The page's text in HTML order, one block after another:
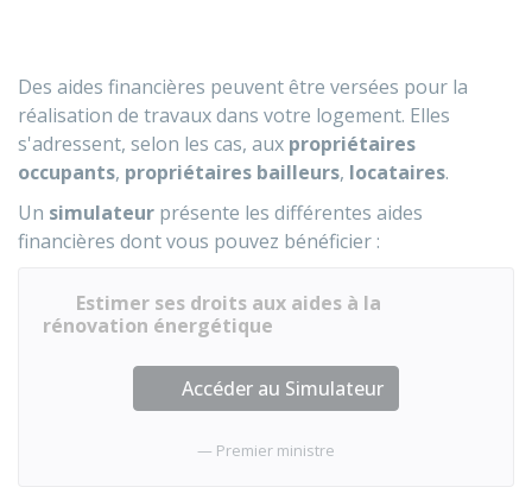
Des aides financières peuvent être versées pour la
réalisation de travaux dans votre logement. Elles
s'adressent, selon les cas, aux propriétaires
occupants, propriétaires bailleurs, locataires.
Un simulateur présente les différentes aides
financières dont vous pouvez bénéficier :
Estimer ses droits aux aides à la
rénovation énergétique
Accéder au Simulateur
Premier ministre